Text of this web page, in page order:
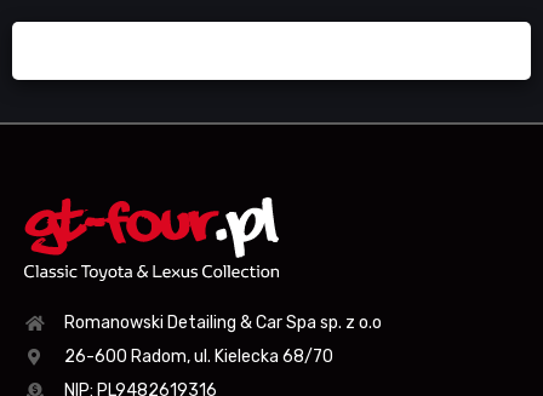
Romanowski Detailing & Car Spa sp. z o.o
26-600 Radom, ul. Kielecka 68/70
NIP: PL9482619316